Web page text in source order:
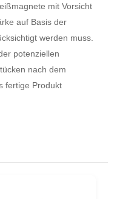
mit Vorsicht
auf Basis der
werden muss.
potenziellen
nach dem
fertige Produkt